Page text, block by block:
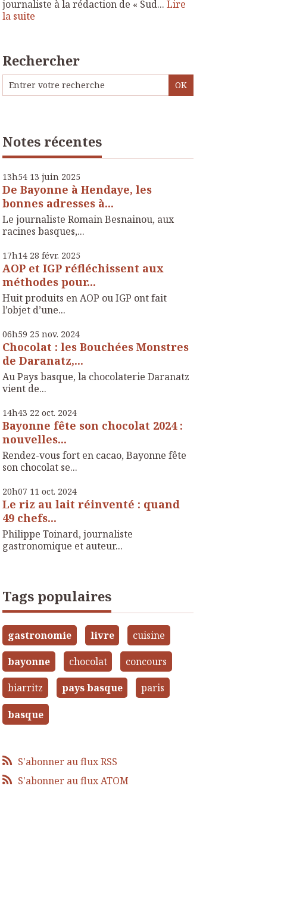
journaliste à la rédaction de « Sud... Lire
la suite
Rechercher
Notes récentes
13h54 13 juin 2025
De Bayonne à Hendaye, les
bonnes adresses à...
Le journaliste Romain Besnainou, aux
racines basques,...
17h14 28 févr. 2025
AOP et IGP réfléchissent aux
méthodes pour...
Huit produits en AOP ou IGP ont fait
l’objet d’une...
06h59 25 nov. 2024
Chocolat : les Bouchées Monstres
de Daranatz,...
Au Pays basque, la chocolaterie Daranatz
vient de...
14h43 22 oct. 2024
Bayonne fête son chocolat 2024 :
nouvelles...
Rendez-vous fort en cacao, Bayonne fête
son chocolat se...
20h07 11 oct. 2024
Le riz au lait réinventé : quand
49 chefs...
Philippe Toinard, journaliste
gastronomique et auteur...
Tags populaires
gastronomie livre cuisine
bayonne chocolat concours
biarritz pays basque paris
basque
S'abonner au flux RSS
S'abonner au flux ATOM